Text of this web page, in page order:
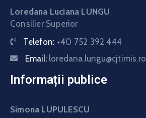
Loredana Luciana LUNGU
Consilier Superior
Telefon: +40 752 392 444
Email: loredana.lungu@cjtimis.ro
Informații publice
Simona LUPULESCU